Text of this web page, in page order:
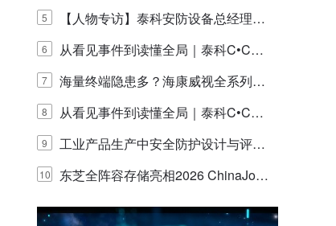
里绿波网
5
【人物专访】泰科安防设备总经理张
宁解码安防出海新范式
6
从看见事件到读懂全局｜泰科C•CUR
E IQ 3.20开启安防运营智能新时代
7
海量终端隐患多？海康威视全系列物
联安全产品，四层守护更放心！
8
从看见事件到读懂全局｜泰科C•CUR
E IQ 3.20开启安防运营智能新时代
9
工业产品生产中安全防护设计与评估
的实践与探讨
10
东芝全阵容存储亮相2026 ChinaJo
y，以海量数据底座赋能“与AI同游”新